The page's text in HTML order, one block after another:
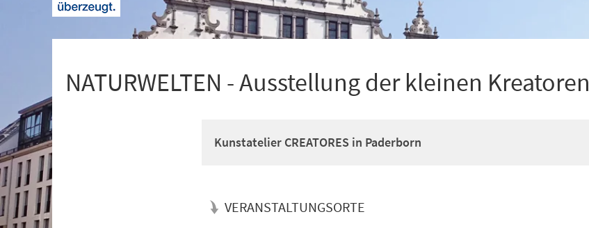
NATURWELTEN - Ausstellung der kleinen Kreatoren
Kunstatelier CREATORES in Paderborn
VERANSTALTUNGSORTE